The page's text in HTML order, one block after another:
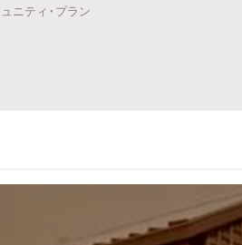
最新進捗報告から探す
ニティ・プラン